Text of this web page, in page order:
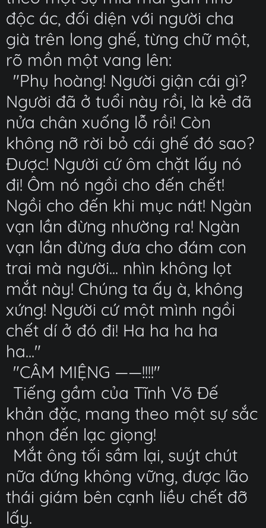
độc ác, đối diện với người cha
già trên long ghế, từng chữ một,
rõ mồn một vang lên:
"Phụ hoàng! Người giận cái gì?
Người đã ở tuổi này rồi, là kẻ đã
nửa chân xuống lỗ rồi! Còn
không nỡ rời bỏ cái ghế đó sao?
Được! Người cứ ôm chặt lấy nó
đi! Ôm nó ngồi cho đến chết!
Ngồi cho đến khi mục nát! Ngàn
vạn lần đừng nhường ra! Ngàn
vạn lần đừng đưa cho đám con
trai mà người... nhìn không lọt
mắt này! Chúng ta ấy à, không
xứng! Người cứ một mình ngồi
chết dí ở đó đi! Ha ha ha ha
ha..."
"CÂM MIỆNG ——!!!!"
Tiếng gầm của Tĩnh Võ Đế
khản đặc, mang theo một sự sắc
nhọn đến lạc giọng!
Mắt ông tối sầm lại, suýt chút
nữa đứng không vững, được lão
thái giám bên cạnh liều chết đỡ
lấy.